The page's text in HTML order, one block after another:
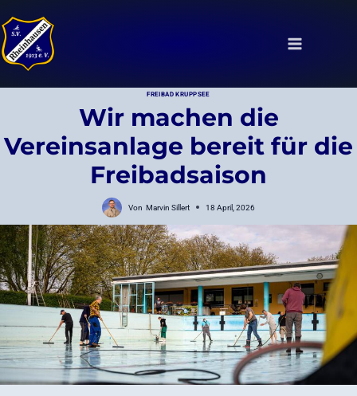
Inhalt
springen
FREIBAD KRUPPSEE
Wir machen die
Vereinsanlage bereit für die
Freibadsaison
Von Marvin Sillert 18 April, 2026